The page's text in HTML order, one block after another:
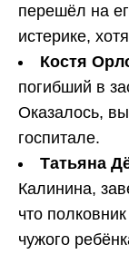
перешёл на
истерике,
Костя
погибший в
Оказалось,
госпитале.
Татьяна
Калинина,
что
чужого